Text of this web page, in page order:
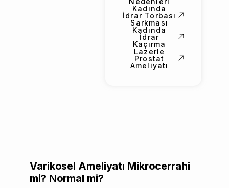
Kadında
İdrar Torbası
Sarkması
Kadında
İdrar
Kaçırma
Lazerle
Prostat
Ameliyatı
Varikosel Ameliyatı Mikrocerrahi
mi? Normal mi?